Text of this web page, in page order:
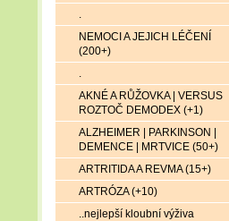
.
NEMOCI A JEJICH LÉČENÍ
(200+)
.
AKNÉ A RŮŽOVKA | VERSUS
ROZTOČ DEMODEX (+1)
ALZHEIMER | PARKINSON |
DEMENCE | MRTVICE (50+)
ARTRITIDA A REVMA (15+)
ARTRÓZA (+10)
..nejlepší kloubní výživa